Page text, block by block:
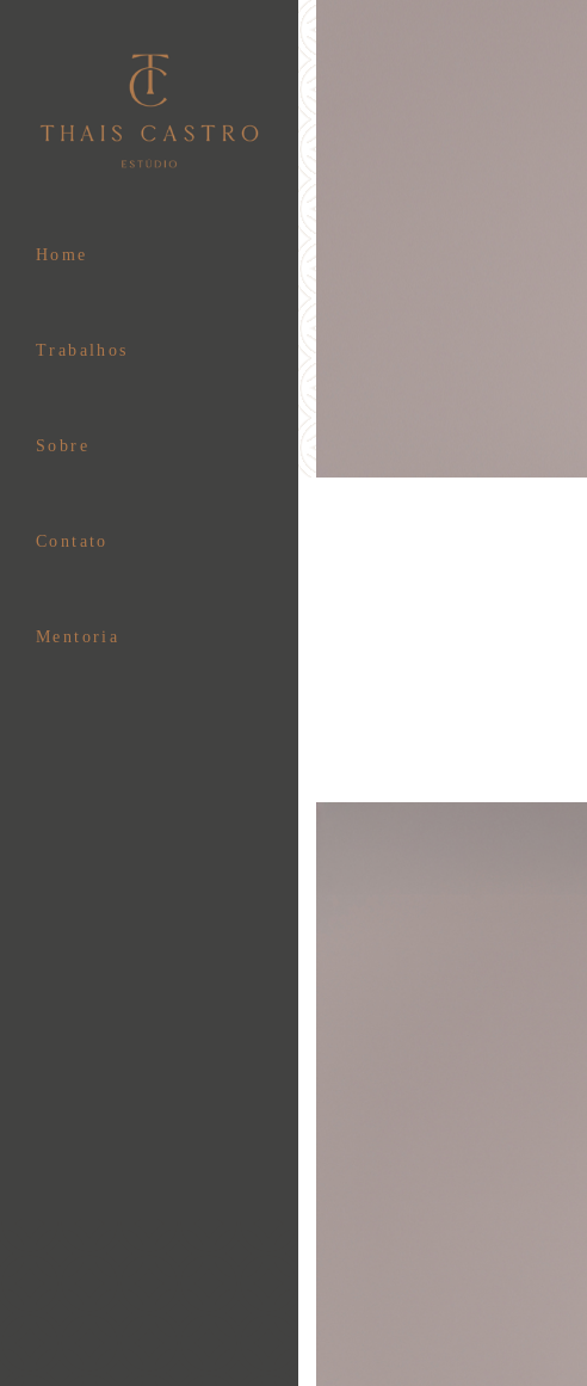
Home
Trabalhos
Sobre
Contato
Mentoria